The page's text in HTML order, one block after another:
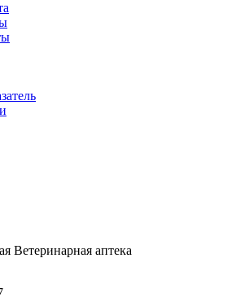
Ветеринарная аптека